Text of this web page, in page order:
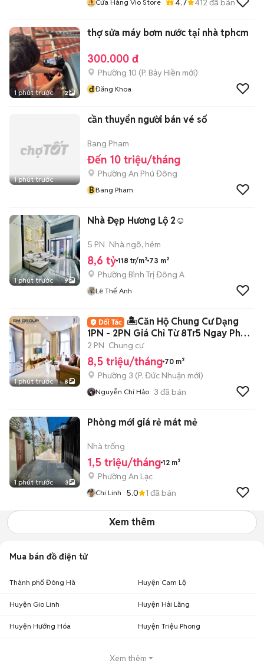
Cửa Hàng Vio Store
1 phút trước 2
thợ sửa máy bơm nước tại nhà tphcm
300.000 đ
Phường 10 (P. Bảy Hiền mới)
đĐăng Khoa
1 phút trước
cần thuyển người bán vé số
Bang Pham
Đến 10 triệu/tháng
Phường An Phú Đông
BBang Pham
1 phút trước 9
Nhà Đẹp Hương Lộ 2☺️
5 PN Nhà ngõ, hẻm
8,6 tỷ 118 tr/m² 73 m²
Phường Bình Trị Đông A
Lê Thế Anh
1 phút trước 8
🏝️Căn Hộ Chung Cư Dạng
1PN - 2PN Giá Chỉ Từ 8Tr5 Ngay Phan
Xích Long🏝️
2 PN Chung cư
8,5 triệu/tháng 70 m²
Phường 3 (P. Đức Nhuận mới)
Nguyễn Chí Hảo 3 đã bán
1 phút trước 3
Phòng mới giá rẻ mát mẻ
Nhà trống
1,5 triệu/tháng 12 m²
Phường An Lạc
Chi Linh 5.0 1 đã bán
Xem thêm
Mua bán đồ điện tử
Thành phố Đông Hà Huyện Cam Lộ
Huyện Gio Linh Huyện Hải Lăng
Huyện Hướng Hóa Huyện Triệu Phong
Xem thêm